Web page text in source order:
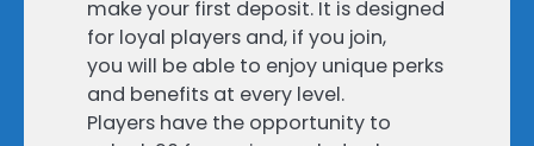
make your first deposit. It is designed
for loyal players and, if you join,
you will be able to enjoy unique perks
and benefits at every level.
Players have the opportunity to